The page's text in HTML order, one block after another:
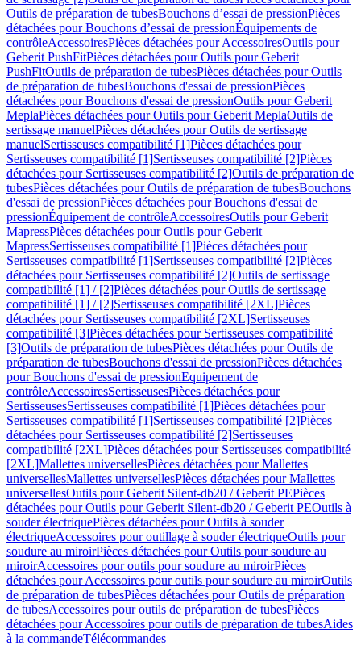
Outils de préparation de tubesBouchons d’essai de pressionPièces
détachées pour Bouchons d’essai de pressionÉquipements de
contrôleAccessoiresPièces détachées pour AccessoiresOutils pour
Geberit PushFitPièces détachées pour Outils pour Geberit
PushFitOutils de préparation de tubesPièces détachées pour Outils
de préparation de tubesBouchons d'essai de pressionPièces
détachées pour Bouchons d'essai de pressionOutils pour Geberit
MeplaPièces détachées pour Outils pour Geberit MeplaOutils de
sertissage manuelPièces détachées pour Outils de sertissage
manuelSertisseuses compatibilité [1]Pièces détachées pour
Sertisseuses compatibilité [1]Sertisseuses compatibilité [2]Pièces
détachées pour Sertisseuses compatibilité [2]Outils de préparation de
tubesPièces détachées pour Outils de préparation de tubesBouchons
d'essai de pressionPièces détachées pour Bouchons d'essai de
pressionÉquipement de contrôleAccessoiresOutils pour Geberit
MapressPièces détachées pour Outils pour Geberit
MapressSertisseuses compatibilité [1]Pièces détachées pour
Sertisseuses compatibilité [1]Sertisseuses compatibilité [2]Pièces
détachées pour Sertisseuses compatibilité [2]Outils de sertissage
compatibilité [1] / [2]Pièces détachées pour Outils de sertissage
compatibilité [1] / [2]Sertisseuses compatibilité [2XL]Pièces
détachées pour Sertisseuses compatibilité [2XL]Sertisseuses
compatibilité [3]Pièces détachées pour Sertisseuses compatibilité
[3]Outils de préparation de tubesPièces détachées pour Outils de
préparation de tubesBouchons d'essai de pressionPièces détachées
pour Bouchons d'essai de pressionEquipement de
contrôleAccessoiresSertisseusesPièces détachées pour
SertisseusesSertisseuses compatibilité [1]Pièces détachées pour
Sertisseuses compatibilité [1]Sertisseuses compatibilité [2]Pièces
détachées pour Sertisseuses compatibilité [2]Sertisseuses
compatibilité [2XL]Pièces détachées pour Sertisseuses compatibilité
[2XL]Mallettes universellesPièces détachées pour Mallettes
universellesMallettes universellesPièces détachées pour Mallettes
universellesOutils pour Geberit Silent-db20 / Geberit PEPièces
détachées pour Outils pour Geberit Silent-db20 / Geberit PEOutils à
souder électriquePièces détachées pour Outils à souder
électriqueAccessoires pour outillage à souder électriqueOutils pour
soudure au miroirPièces détachées pour Outils pour soudure au
miroirAccessoires pour outils pour soudure au miroirPièces
détachées pour Accessoires pour outils pour soudure au miroirOutils
de préparation de tubesPièces détachées pour Outils de préparation
de tubesAccessoires pour outils de préparation de tubesPièces
détachées pour Accessoires pour outils de préparation de tubesAides
à la commandeTélécommandes